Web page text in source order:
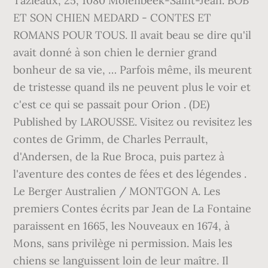
ET SON CHIEN MEDARD - CONTES ET
ROMANS POUR TOUS. Il avait beau se dire qu'il
avait donné à son chien le dernier grand
bonheur de sa vie, … Parfois même, ils meurent
de tristesse quand ils ne peuvent plus le voir et
c'est ce qui se passait pour Orion . (DE)
Published by LAROUSSE. Visitez ou revisitez les
contes de Grimm, de Charles Perrault,
d'Andersen, de la Rue Broca, puis partez à
l'aventure des contes de fées et des légendes .
Le Berger Australien / MONTGON A. Les
premiers Contes écrits par Jean de La Fontaine
paraissent en 1665, les Nouveaux en 1674, à
Mons, sans privilège ni permission. Mais les
chiens se languissent loin de leur maître. Il